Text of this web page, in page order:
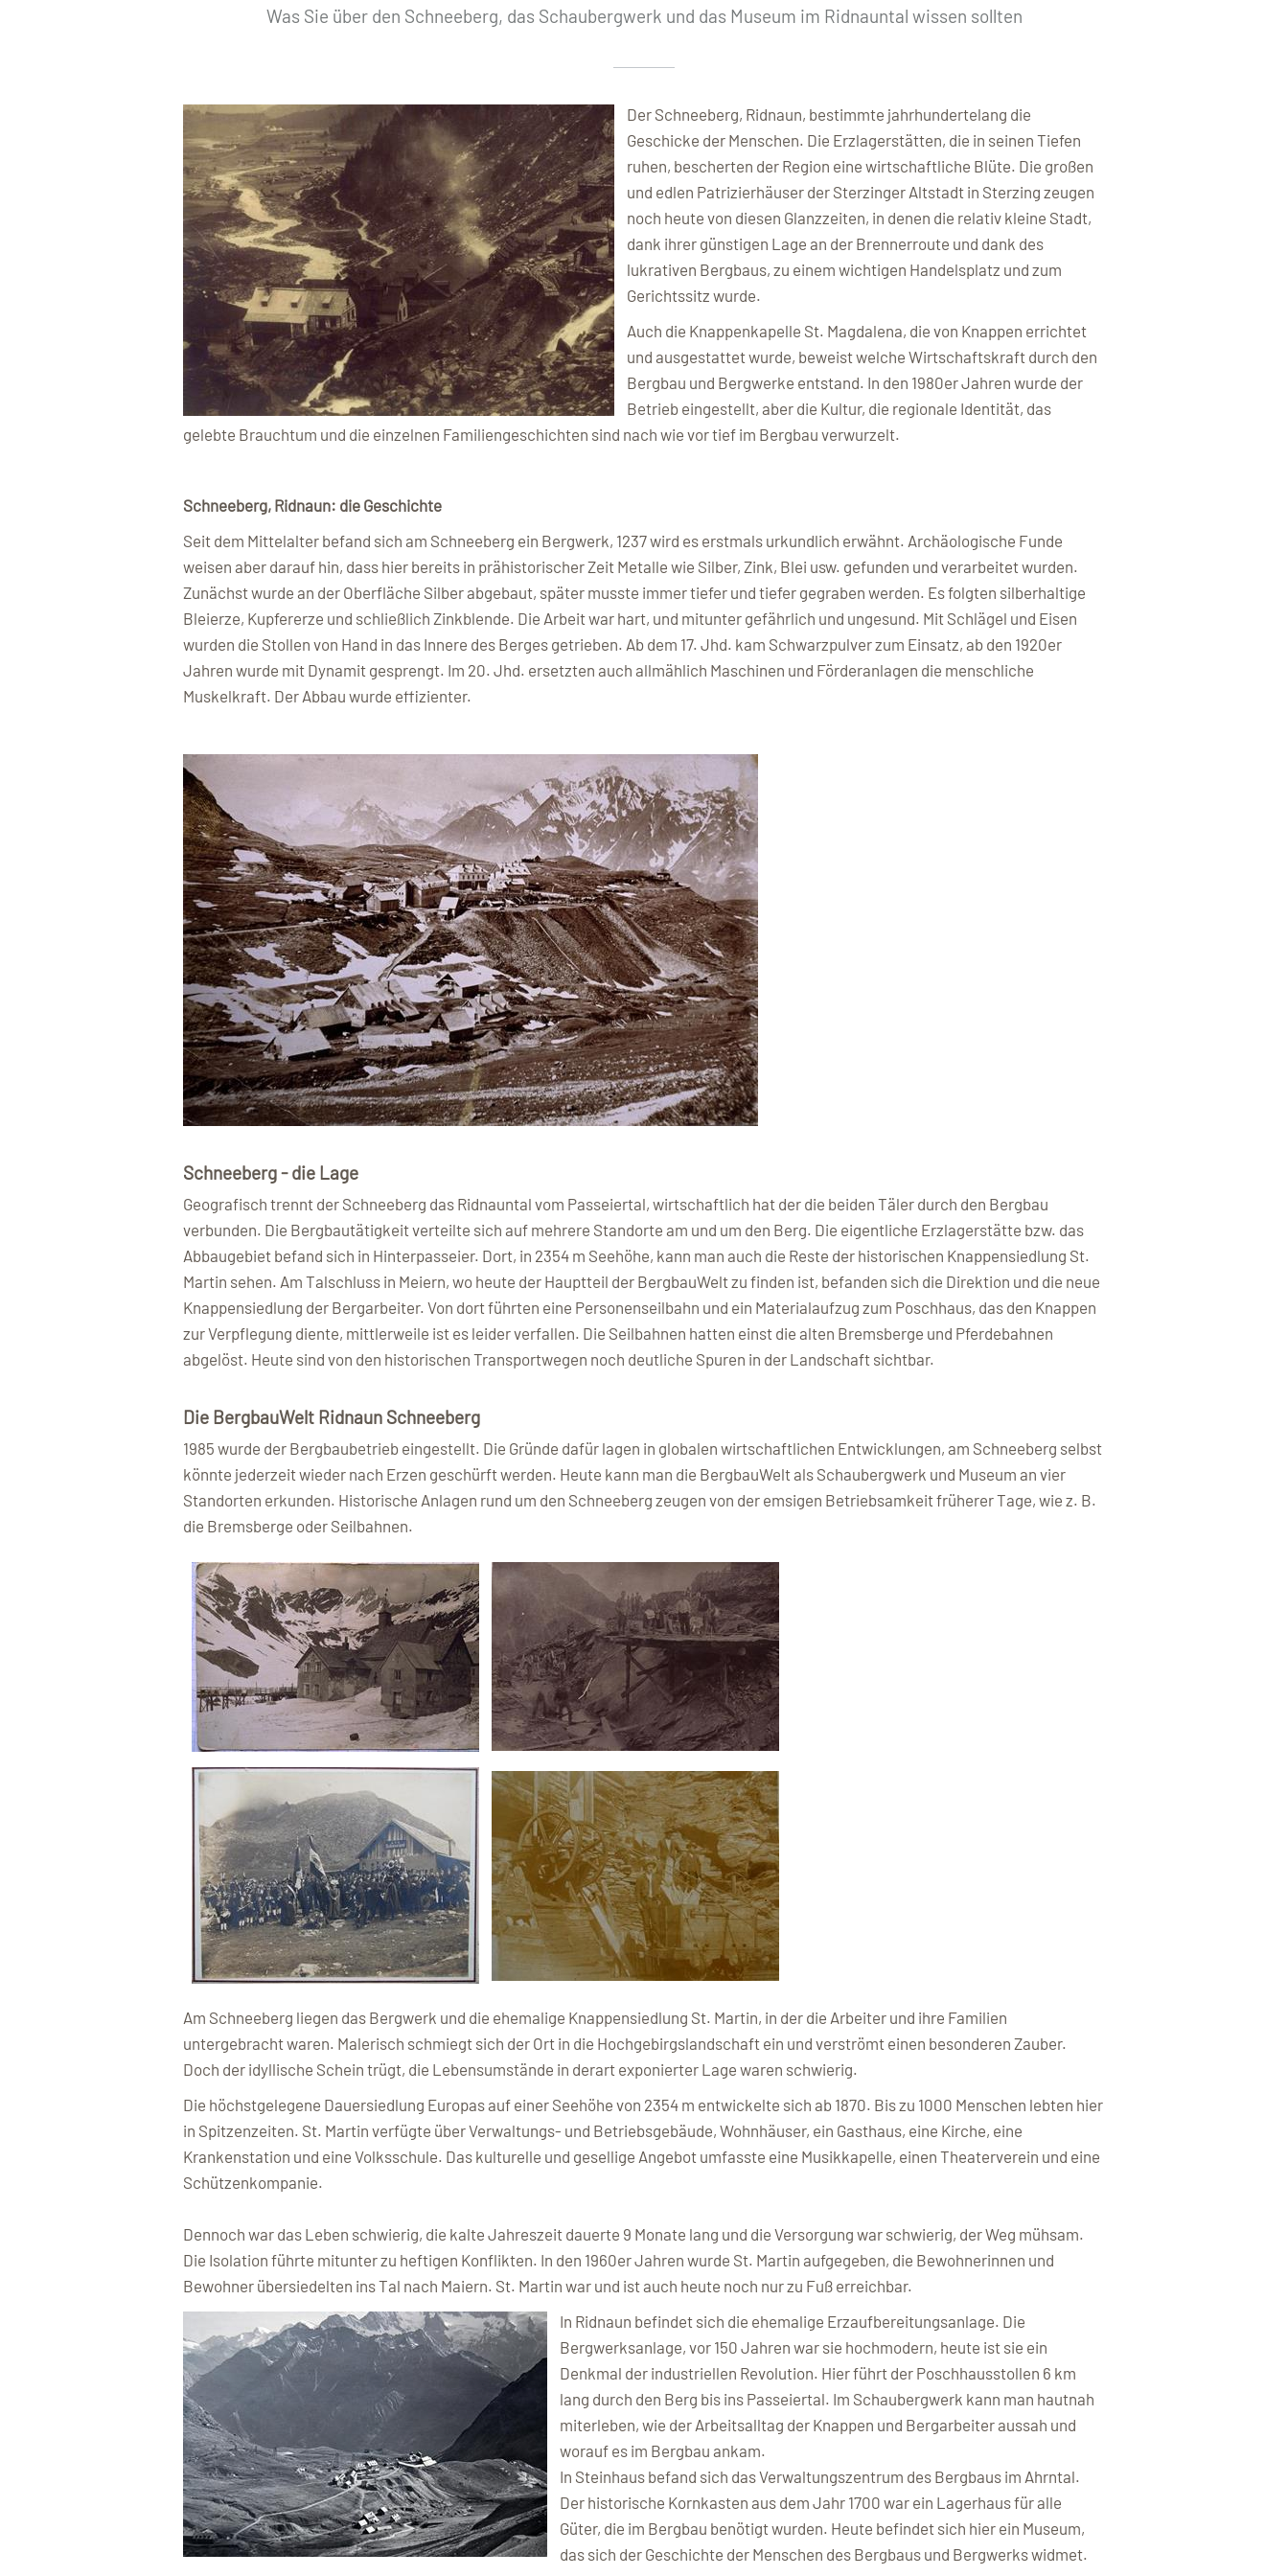
Was Sie über den Schneeberg, das Schaubergwerk und das Museum im Ridnauntal wissen sollten
Der Schneeberg, Ridnaun, bestimmte jahrhundertelang die
Geschicke der Menschen. Die Erzlagerstätten, die in seinen Tiefen
ruhen, bescherten der Region eine wirtschaftliche Blüte. Die großen
und edlen Patrizierhäuser der Sterzinger Altstadt in Sterzing zeugen
noch heute von diesen Glanzzeiten, in denen die relativ kleine Stadt,
dank ihrer günstigen Lage an der Brennerroute und dank des
lukrativen Bergbaus, zu einem wichtigen Handelsplatz und zum
Gerichtssitz wurde.
Auch die Knappenkapelle St. Magdalena, die von Knappen errichtet
und ausgestattet wurde, beweist welche Wirtschaftskraft durch den
Bergbau und Bergwerke entstand. In den 1980er Jahren wurde der
Betrieb eingestellt, aber die Kultur, die regionale Identität, das
gelebte Brauchtum und die einzelnen Familiengeschichten sind nach wie vor tief im Bergbau verwurzelt.
Schneeberg, Ridnaun: die Geschichte
Seit dem Mittelalter befand sich am Schneeberg ein Bergwerk, 1237 wird es erstmals urkundlich erwähnt. Archäologische Funde
weisen aber darauf hin, dass hier bereits in prähistorischer Zeit Metalle wie Silber, Zink, Blei usw. gefunden und verarbeitet wurden.
Zunächst wurde an der Oberfläche Silber abgebaut, später musste immer tiefer und tiefer gegraben werden. Es folgten silberhaltige
Bleierze, Kupfererze und schließlich Zinkblende. Die Arbeit war hart, und mitunter gefährlich und ungesund. Mit Schlägel und Eisen
wurden die Stollen von Hand in das Innere des Berges getrieben. Ab dem 17. Jhd. kam Schwarzpulver zum Einsatz, ab den 1920er
Jahren wurde mit Dynamit gesprengt. Im 20. Jhd. ersetzten auch allmählich Maschinen und Förderanlagen die menschliche
Muskelkraft. Der Abbau wurde effizienter.
Schneeberg - die Lage
Geografisch trennt der Schneeberg das Ridnauntal vom Passeiertal, wirtschaftlich hat der die beiden Täler durch den Bergbau
verbunden. Die Bergbautätigkeit verteilte sich auf mehrere Standorte am und um den Berg. Die eigentliche Erzlagerstätte bzw. das
Abbaugebiet befand sich in Hinterpasseier. Dort, in 2354 m Seehöhe, kann man auch die Reste der historischen Knappensiedlung St.
Martin sehen. Am Talschluss in Meiern, wo heute der Hauptteil der BergbauWelt zu finden ist, befanden sich die Direktion und die neue
Knappensiedlung der Bergarbeiter. Von dort führten eine Personenseilbahn und ein Materialaufzug zum Poschhaus, das den Knappen
zur Verpflegung diente, mittlerweile ist es leider verfallen. Die Seilbahnen hatten einst die alten Bremsberge und Pferdebahnen
abgelöst. Heute sind von den historischen Transportwegen noch deutliche Spuren in der Landschaft sichtbar.
Die BergbauWelt Ridnaun Schneeberg
1985 wurde der Bergbaubetrieb eingestellt. Die Gründe dafür lagen in globalen wirtschaftlichen Entwicklungen, am Schneeberg selbst
könnte jederzeit wieder nach Erzen geschürft werden. Heute kann man die BergbauWelt als Schaubergwerk und Museum an vier
Standorten erkunden. Historische Anlagen rund um den Schneeberg zeugen von der emsigen Betriebsamkeit früherer Tage, wie z. B.
die Bremsberge oder Seilbahnen.
Am Schneeberg liegen das Bergwerk und die ehemalige Knappensiedlung St. Martin, in der die Arbeiter und ihre Familien
untergebracht waren. Malerisch schmiegt sich der Ort in die Hochgebirgslandschaft ein und verströmt einen besonderen Zauber.
Doch der idyllische Schein trügt, die Lebensumstände in derart exponierter Lage waren schwierig.
Die höchstgelegene Dauersiedlung Europas auf einer Seehöhe von 2354 m entwickelte sich ab 1870. Bis zu 1000 Menschen lebten hier
in Spitzenzeiten. St. Martin verfügte über Verwaltungs- und Betriebsgebäude, Wohnhäuser, ein Gasthaus, eine Kirche, eine
Krankenstation und eine Volksschule. Das kulturelle und gesellige Angebot umfasste eine Musikkapelle, einen Theaterverein und eine
Schützenkompanie.
Dennoch war das Leben schwierig, die kalte Jahreszeit dauerte 9 Monate lang und die Versorgung war schwierig, der Weg mühsam.
Die Isolation führte mitunter zu heftigen Konflikten. In den 1960er Jahren wurde St. Martin aufgegeben, die Bewohnerinnen und
Bewohner übersiedelten ins Tal nach Maiern. St. Martin war und ist auch heute noch nur zu Fuß erreichbar.
In Ridnaun befindet sich die ehemalige Erzaufbereitungsanlage. Die
Bergwerksanlage, vor 150 Jahren war sie hochmodern, heute ist sie ein
Denkmal der industriellen Revolution. Hier führt der Poschhausstollen 6 km
lang durch den Berg bis ins Passeiertal. Im Schaubergwerk kann man hautnah
miterleben, wie der Arbeitsalltag der Knappen und Bergarbeiter aussah und
worauf es im Bergbau ankam.
In Steinhaus befand sich das Verwaltungszentrum des Bergbaus im Ahrntal.
Der historische Kornkasten aus dem Jahr 1700 war ein Lagerhaus für alle
Güter, die im Bergbau benötigt wurden. Heute befindet sich hier ein Museum,
das sich der Geschichte der Menschen des Bergbaus und Bergwerks widmet.